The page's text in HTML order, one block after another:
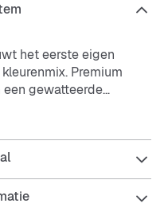
het eerste eigen
Premium
gewatteerde
en brengen
het allemaal
comfort en een